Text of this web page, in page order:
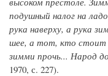
подушный налог на
рука наверху, а рука
шее, а тот, кто стоит
зимми прочь... Народ
1970, с. 227).